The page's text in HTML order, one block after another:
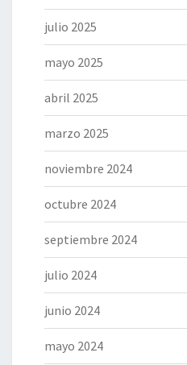
julio 2025
mayo 2025
abril 2025
marzo 2025
noviembre 2024
octubre 2024
septiembre 2024
julio 2024
junio 2024
mayo 2024